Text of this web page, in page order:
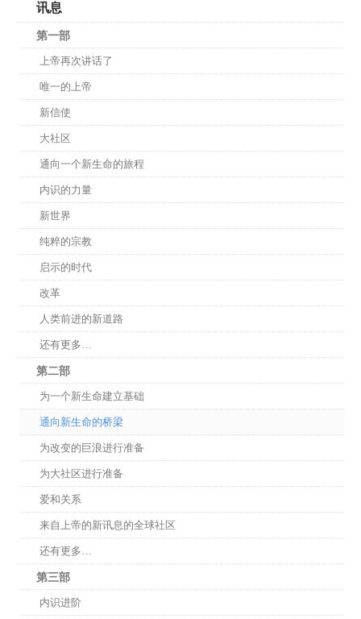
讯息
第一部
上帝再次讲话了
唯一的上帝
新信使
大社区
通向一个新生命的旅程
内识的力量
新世界
纯粹的宗教
启示的时代
改革
人类前进的新道路
还有更多…
第二部
为一个新生命建立基础
通向新生命的桥梁
为改变的巨浪进行准备
为大社区进行准备
爱和关系
来自上帝的新讯息的全球社区
还有更多…
第三部
内识进阶